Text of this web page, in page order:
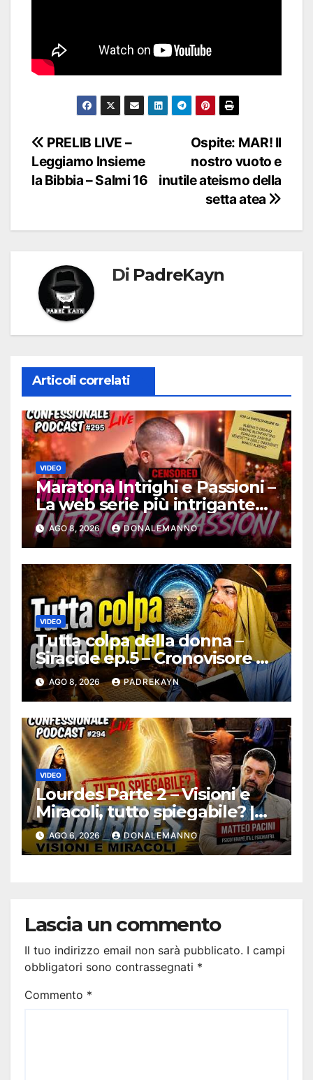
Navigazione
articoli
Ospite: MAR! Il
nostro vuoto e
inutile ateismo della
setta atea
PRELIB LIVE –
Leggiamo Insieme
la Bibbia – Salmi 16
Di PadreKayn
Articoli correlati
VIDEO
Maratona Intrighi e Passioni –
La web serie più intrigante
d’Italia |
#ConfessionalePodcast 295
AGO 8, 2026 DONALEMANNO
VIDEO
Tutta colpa della donna –
Siracide ep.5 – Cronovisore e
Bibbia
AGO 8, 2026 PADREKAYN
VIDEO
Lourdes Parte 2 – Visioni e
Miracoli, tutto spiegabile? |
Debunking |
#ConfessionalePodcast 294
AGO 6, 2026 DONALEMANNO
Lascia un commento
Il tuo indirizzo email non sarà pubblicato. I campi
obbligatori sono contrassegnati *
Commento *